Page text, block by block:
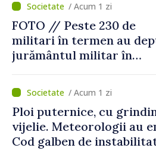
/ Acum 1 zi
FOTO // Peste 230 de
militari în termen au
jurământul militar în
/ Acum 1 zi
Ploi puternice, cu
vijelie. Meteorologii au
Cod galben de